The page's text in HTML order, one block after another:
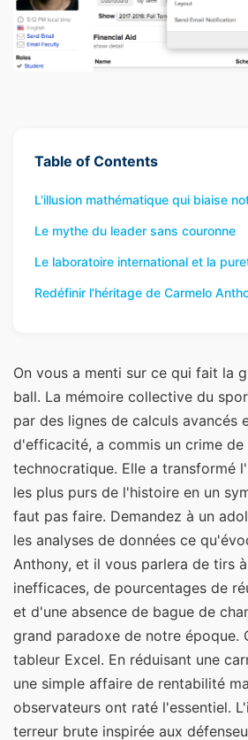
Table of Contents
L'illusion mathématique qui biaise
Le mythe du leader sans couronne
Le laboratoire international et la
Redéfinir l'héritage de Carmelo
On vous a menti sur ce qui fait la
ball. La mémoire collective du
par des lignes de calculs avancés
d'efficacité, a commis un crime de
technocratique. Elle a transformé
les plus purs de l'histoire en un
faut pas faire. Demandez à un
les analyses de données ce
Anthony, et il vous parlera de tirs
inefficaces, de pourcentages de
et d'une absence de bague de
grand paradoxe de notre époque.
tableur Excel. En réduisant une
une simple affaire de rentabilité
observateurs ont raté l'essentiel.
terreur brute inspirée aux